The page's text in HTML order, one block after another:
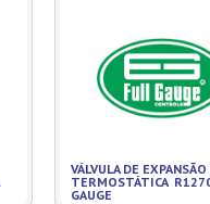
VÁLVULA DE EXPANSÃO
TERMOSTÁTICA
GAUGE